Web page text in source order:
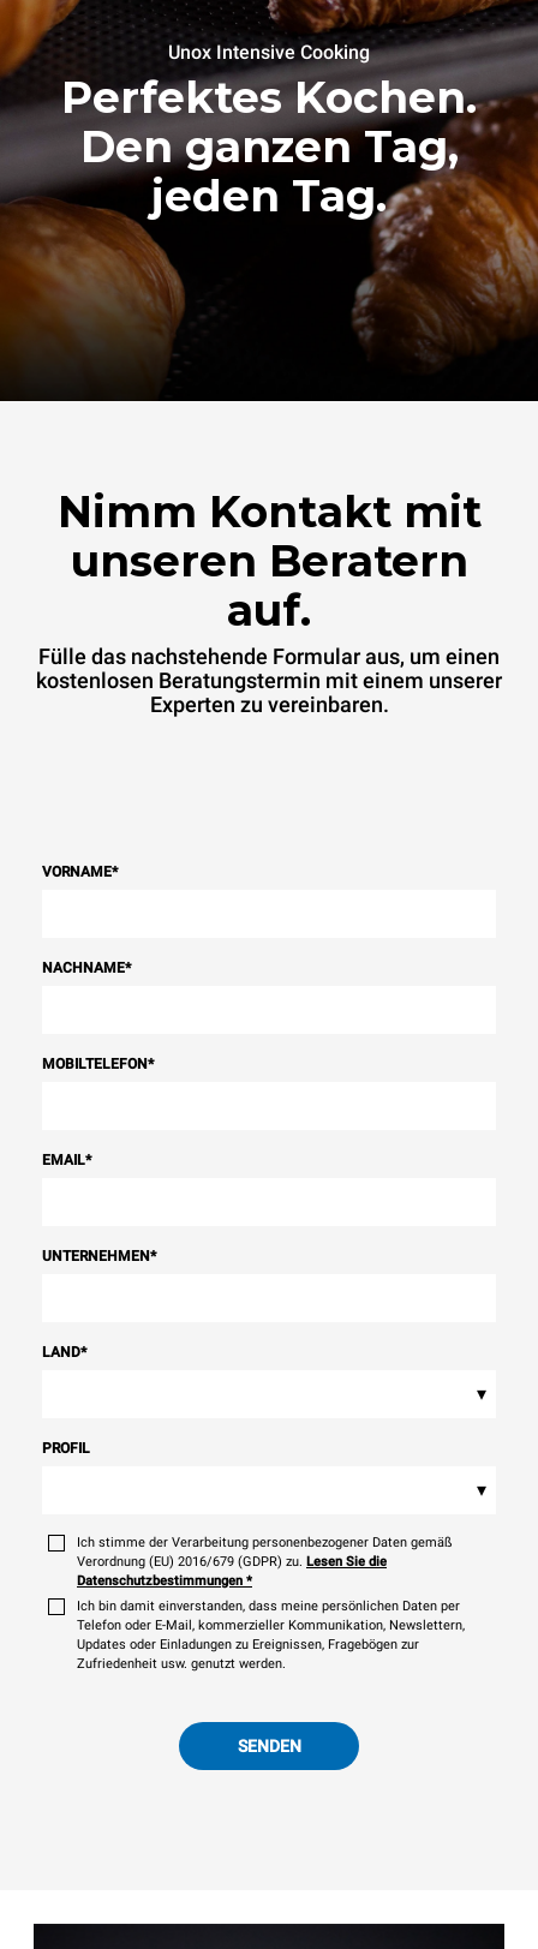
Unox Intensive Cooking
Perfektes Kochen.
Den ganzen Tag,
jeden Tag.
Nimm Kontakt mit
unseren Beratern
auf.
Fülle das nachstehende Formular aus, um einen
kostenlosen Beratungstermin mit einem unserer
Experten zu vereinbaren.
VORNAME*
NACHNAME*
MOBILTELEFON*
EMAIL*
UNTERNEHMEN*
LAND*
▾
PROFIL
▾
Ich stimme der Verarbeitung personenbezogener Daten gemäß
Verordnung (EU) 2016/679 (GDPR) zu. Lesen Sie die
Datenschutzbestimmungen *
Ich bin damit einverstanden, dass meine persönlichen Daten per
Telefon oder E-Mail, kommerzieller Kommunikation, Newslettern,
Updates oder Einladungen zu Ereignissen, Fragebögen zur
Zufriedenheit usw. genutzt werden.
SENDEN